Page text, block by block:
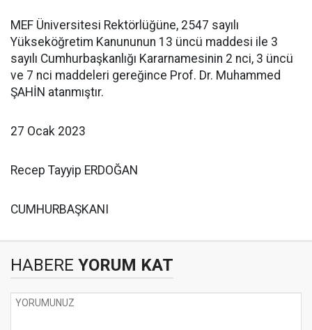
MEF Üniversitesi Rektörlüğüne, 2547 sayılı
Yükseköğretim Kanununun 13 üncü maddesi ile 3
sayılı Cumhurbaşkanlığı Kararnamesinin 2 nci, 3 üncü
ve 7 nci maddeleri gereğince Prof. Dr. Muhammed
ŞAHİN atanmıştır.
27 Ocak 2023
Recep Tayyip ERDOĞAN
CUMHURBAŞKANI
HABERE YORUM KAT